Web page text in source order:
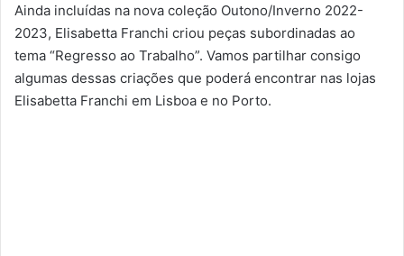
Ainda incluídas na nova coleção Outono/Inverno 2022-
2023, Elisabetta Franchi criou peças subordinadas ao
tema “Regresso ao Trabalho”. Vamos partilhar consigo
algumas dessas criações que poderá encontrar nas lojas
Elisabetta Franchi em Lisboa e no Porto.